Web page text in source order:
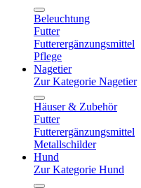
Beleuchtung
Futter
Futterergänzungsmittel
Pflege
Nagetier
Zur Kategorie Nagetier
Häuser & Zubehör
Futter
Futterergänzungsmittel
Metallschilder
Hund
Zur Kategorie Hund